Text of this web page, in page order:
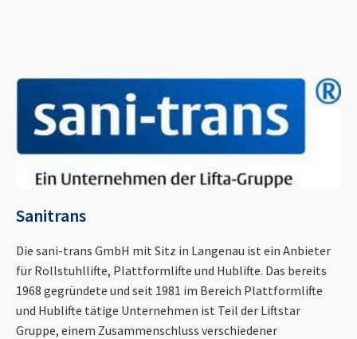
Sanitrans
Die sani-trans GmbH mit Sitz in Langenau ist ein Anbieter
für Rollstuhllifte, Plattformlifte und Hublifte. Das bereits
1968 gegründete und seit 1981 im Bereich Plattformlifte
und Hublifte tätige Unternehmen ist Teil der Liftstar
Gruppe, einem Zusammenschluss verschiedener